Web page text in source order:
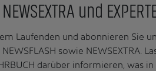
NEWSEXTRA und
Laufenden und abonnieren Sie
sowie NEWSEXTRA.
darüber informieren, was